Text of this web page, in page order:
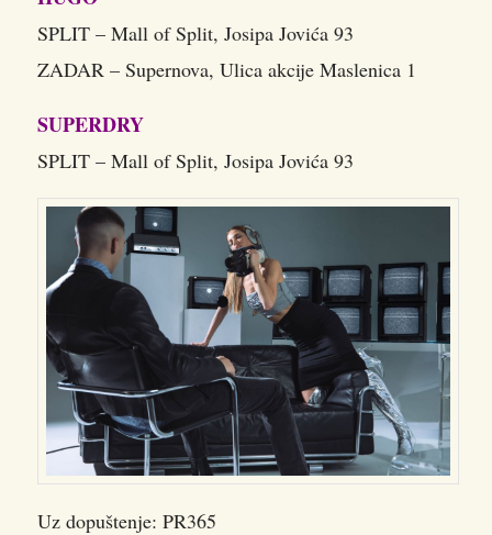
SPLIT – Mall of Split, Josipa Jovića 93
ZADAR – Supernova, Ulica akcije Maslenica 1
SUPERDRY
SPLIT – Mall of Split, Josipa Jovića 93
Uz dopuštenje: PR365